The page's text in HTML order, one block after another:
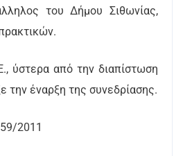
του Δήμου Σιθωνίας,
ύστερα από την διαπίστωση
την έναρξη της συνεδρίασης.
2011